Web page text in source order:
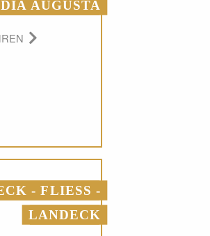
AUGUSTA
- FLIESS - L
ANDECK